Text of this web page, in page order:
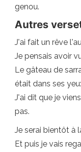
genou.
Autres
J'ai fait un rêve
Je pensais avoir
Le gâteau de
était dans ses
J'ai dit que je
pas.
Je serai bientôt à
Et puis je vais